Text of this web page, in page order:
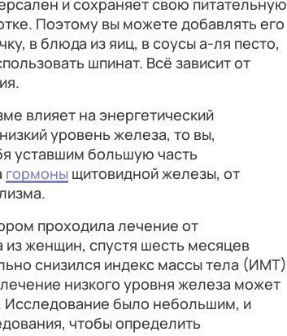
и сохраняет свою питательную
Поэтому вы можете добавлять его
в блюда из яиц, в соусы а-ля песто,
шпинат. Всё зависит от
влияет на энергетический
уровень железа, то вы,
уставшим большую часть
гормоны щитовидной железы, от
проходила лечение от
женщин, спустя шесть месяцев
снизился индекс массы тела (ИМТ)
низкого уровня железа может
Исследование было небольшим, и
чтобы определить